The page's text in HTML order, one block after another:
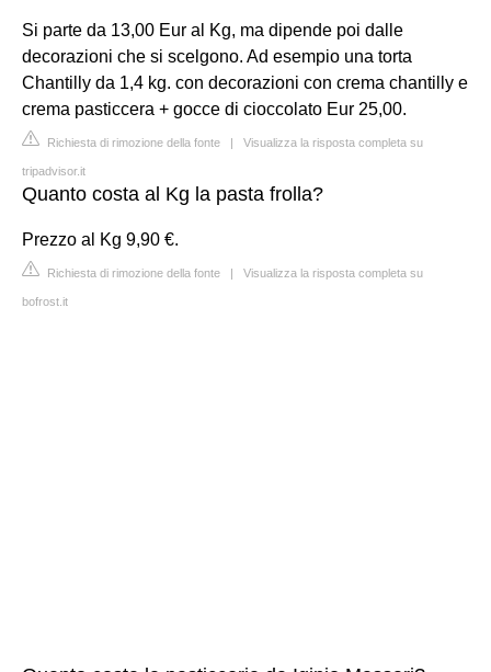
Si parte da 13,00 Eur al Kg, ma dipende poi dalle
decorazioni che si scelgono. Ad esempio una torta
Chantilly da 1,4 kg. con decorazioni con crema chantilly e
crema pasticcera + gocce di cioccolato Eur 25,00.
Richiesta di rimozione della fonte | Visualizza la risposta completa su
tripadvisor.it
Quanto costa al Kg la pasta frolla?
Prezzo al Kg 9,90 €.
Richiesta di rimozione della fonte | Visualizza la risposta completa su
bofrost.it